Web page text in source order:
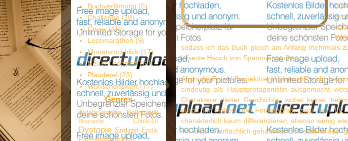
sodass ich das Buch gleich am Anfang mehrmals
leiseste Hauch von Spannung aufkam.
Auch die Erzähl-Perpektiven haben mir nicht
eindeutig als Hauptprotagonistin ausgemacht
Charaktere dieser Geschichte, wobei keiner
durch ihr Hobby, die Fotographie, zwar von
charakterlich kaum differenzieren, ebenso wenig
ein recht oberflächlich gehaltener Einheitsbrei aus
Buchverfilmung (5)
Challenge (18)
Cover (11)
Lesemarathon (9)
Monatsrückblick (17)
Neuer Lesestoff (68)
Plauderei (23)
Wünschenswert (77)
Genres
Autobiographie Belletristik
Biographie Chick-Lit
Dystopie Endzeit Erotik
Familienschicksal